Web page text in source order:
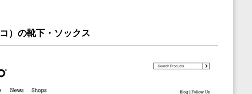
）の靴下・ソックス